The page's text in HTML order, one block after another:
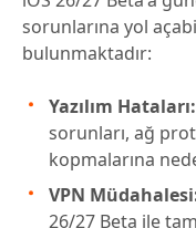
sorunlarına yol
bulunmaktadır:
Yazılım Hataları:
sorunları, ağ
kopmalarına
VPN
26/27 Beta ile